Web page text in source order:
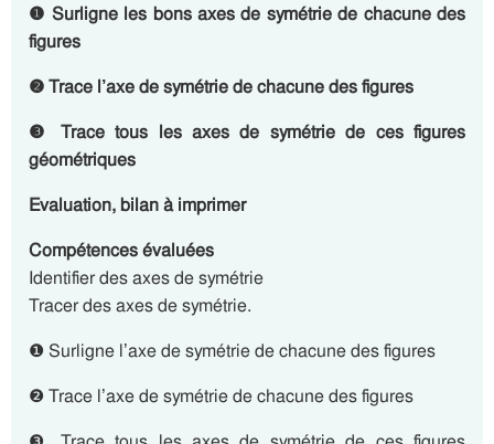
❶ Surligne les bons axes de symétrie de chacune des
figures
❷ Trace l’axe de symétrie de chacune des figures
❸ Trace tous les axes de symétrie de ces figures
géométriques
Evaluation, bilan à imprimer
Compétences évaluées
Identifier des axes de symétrie
Tracer des axes de symétrie.
❶ Surligne l’axe de symétrie de chacune des figures
❷ Trace l’axe de symétrie de chacune des figures